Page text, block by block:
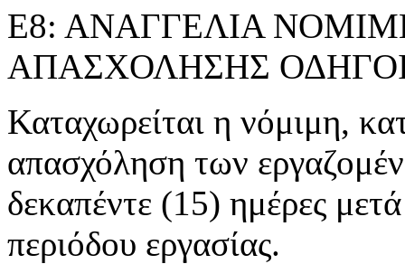
Ε8: ΑΝΑΓΓΕΛΙΑ
ΑΠΑΣΧΟΛΗΣΗΣ
Καταχωρείται η νόμιμη,
απασχόληση των
δεκαπέντε (15) ημέρες
περιόδου εργασίας.